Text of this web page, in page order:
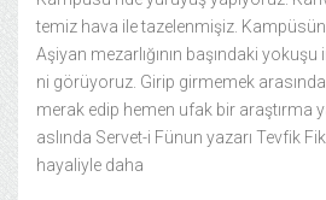
temiz hava ile tazelenmişiz. Kampüsün
Aşiyan mezarlığının başındaki yokuşu
ni görüyoruz. Girip girmemek
merak edip hemen ufak bir araştırma
aslında Servet-i Fünun yazarı Tevfik
hayaliyle daha